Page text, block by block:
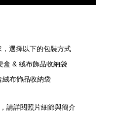
選擇以下的包裝方式
盒 & 絨布飾品收納袋
布飾品收納袋
請詳閱照片細節與簡介